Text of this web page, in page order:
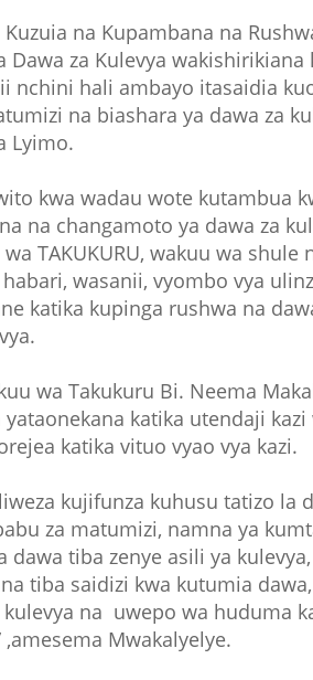
na Kupambana na
za Kulevya wakishirikiana
hali ambayo itasaidia
na biashara ya dawa za
Lyimo.
kwa wadau wote kutambua
na changamoto ya dawa za
TAKUKURU, wakuu wa shule
wasanii, vyombo vya
katika kupinga rushwa na
wa Takukuru Bi. Neema
katika utendaji kazi
katika vituo vyao vya kazi.
kujifunza kuhusu tatizo la
za matumizi, namna ya
tiba zenye asili ya
tiba saidizi kwa kutumia
na uwepo wa huduma
Mwakalyelye.